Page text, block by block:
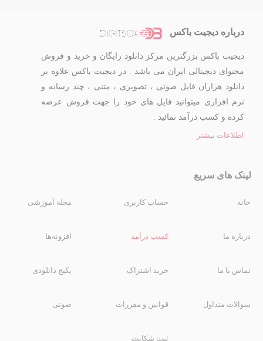
درباره دیجیت باکس
دیجیت باکس بزرگترین مرکز دانلود رایگان و خرید و فروش
محتوای دیجیتالی ایران می باشد . در دیجیت باکس علاوه بر
دانلود هزاران فایل صوتی ، تصویری ، متنی ، چند رسانه و
نرم افزاری میتوانید فایل های خود را جهت فروش عرضه
کرده و کسب درآمد نمائید .
اطلاعات بیشتر
لینک های سریع
خانه
درباره ما
تماس با ما
سوالات متداول
حساب کاربری
کسب درآمد
خرید اشتراک
قوانین و مقررات
ثبت شکایت
مجله آموزشی
افزونه‌ها
پکیج دانلودی
صوتی